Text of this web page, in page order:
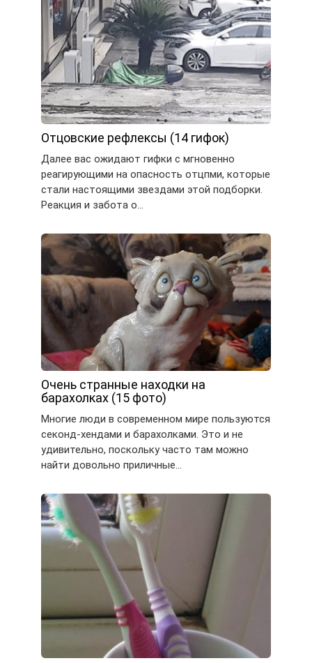
Отцовские рефлексы (14 гифок)
Далее вас ожидают гифки с мгновенно
реагирующими на опасность отцпми, которые
стали настоящими звездами этой подборки.
Реакция и забота о…
Очень странные находки на
барахолках (15 фото)
Многие люди в современном мире пользуются
секонд-хендами и барахолками. Это и не
удивительно, поскольку часто там можно
найти довольно приличные…